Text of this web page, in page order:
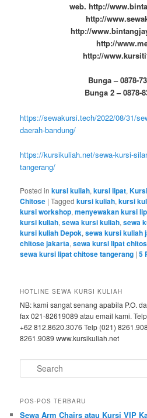
web. http://
http://
http://
http://
http://
Bunga – 0878-
Bunga 2 – 0878-
https://sewakursi.tech/2022/08/31/
daerah-bandung/
https://kursikuliah.net/sewa-kursi-
tangerang/
Posted in kursi kuliah,kursi lipat,
Chitose |Tagged kursi kuliah,kursi
kursi workshop,menyewakan kursi
kursi kuliah,sewa kursi kuliah,sewa
kursi kuliah Depok,sewa kursi kuliah
chitose jakarta,sewa kursi lipat
sewa kursi lipat chitose tangerang |5
HOTLINE SEWA KURSI KULIAH
NB: kami sangat senang apabila P.O.
fax 021-82619089 atau email kami.
+62 812.8620.3076 Telp (021)
8261.9089 www.kursikuliah.net
Search
POS-POS TERBARU
Sewa Arm Chairs atau Kursi VIP